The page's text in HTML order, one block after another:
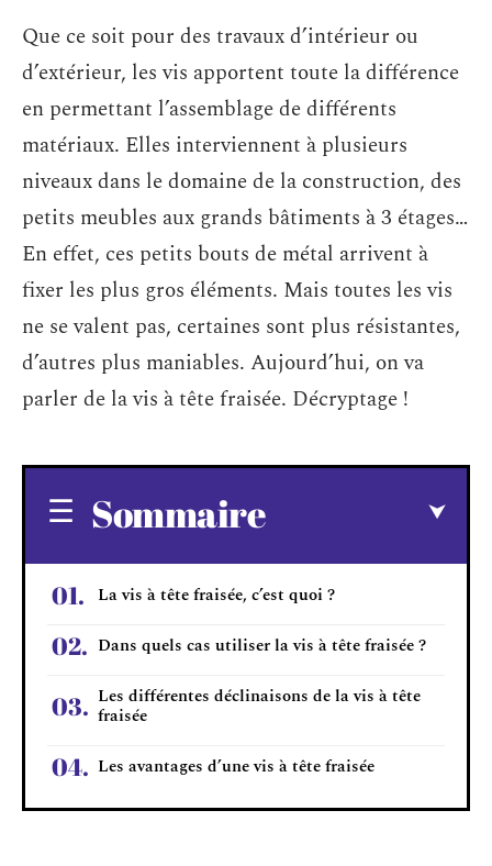
Que ce soit pour des travaux d’intérieur ou
d’extérieur, les vis apportent toute la différence
en permettant l’assemblage de différents
matériaux. Elles interviennent à plusieurs
niveaux dans le domaine de la construction, des
petits meubles aux grands bâtiments à 3 étages…
En effet, ces petits bouts de métal arrivent à
fixer les plus gros éléments. Mais toutes les vis
ne se valent pas, certaines sont plus résistantes,
d’autres plus maniables. Aujourd’hui, on va
parler de la vis à tête fraisée. Décryptage !
Sommaire
La vis à tête fraisée, c’est quoi ?
Dans quels cas utiliser la vis à tête fraisée ?
Les différentes déclinaisons de la vis à tête
fraisée
Les avantages d’une vis à tête fraisée